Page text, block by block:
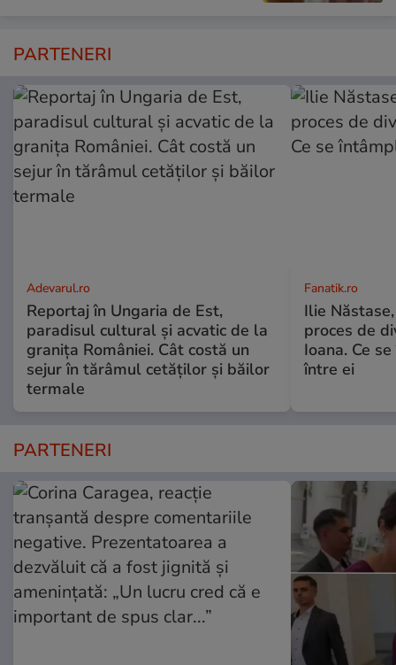
PARTENERI
Adevarul.ro
Reportaj în Ungaria de Est,
paradisul cultural și acvatic de la
granița României. Cât costă un
sejur în tărâmul cetăților și băilor
termale
Fanatik.ro
Ilie
proces de
Ioana. Ce
între ei
PARTENERI